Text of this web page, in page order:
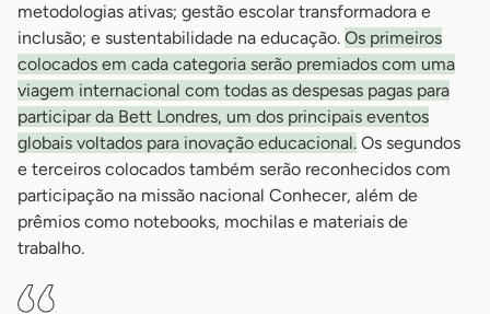
metodologias ativas; gestão escolar transformadora e
inclusão; e sustentabilidade na educação. Os primeiros
colocados em cada categoria serão premiados com uma
viagem internacional com todas as despesas pagas para
participar da Bett Londres, um dos principais eventos
globais voltados para inovação educacional. Os segundos
e terceiros colocados também serão reconhecidos com
participação na missão nacional Conhecer, além de
prêmios como notebooks, mochilas e materiais de
trabalho.